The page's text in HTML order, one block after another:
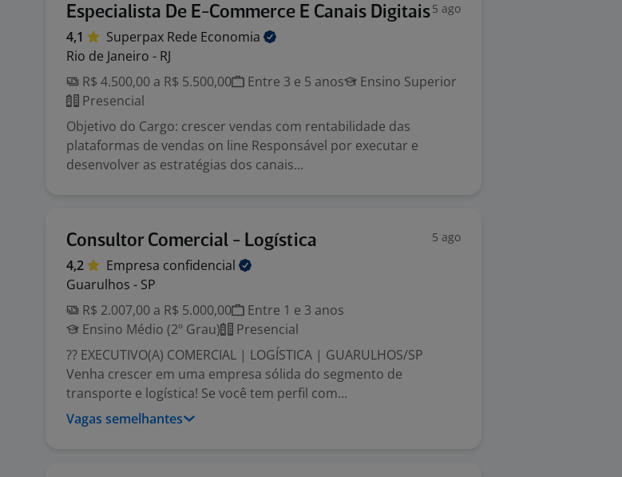
Especialista De E-Commerce E Canais Digitais5 ago
4,1 Superpax Rede Economia
Rio de Janeiro - RJ
R$ 4.500,00 a R$ 5.500,00
Entre 3 e 5 anos
Ensino Superior
Presencial
Objetivo do Cargo: crescer vendas com rentabilidade das
plataformas de vendas on line Responsável por executar e
desenvolver as estratégias dos canais...
Consultor Comercial - Logística 5 ago
4,2 Empresa confidencial
Guarulhos - SP
R$ 2.007,00 a R$ 5.000,00
Entre 1 e 3 anos
Ensino Médio (2º Grau)
Presencial
?? EXECUTIVO(A) COMERCIAL | LOGÍSTICA | GUARULHOS/SP
Venha crescer em uma empresa sólida do segmento de
transporte e logística! Se você tem perfil com...
Vagas semelhantes